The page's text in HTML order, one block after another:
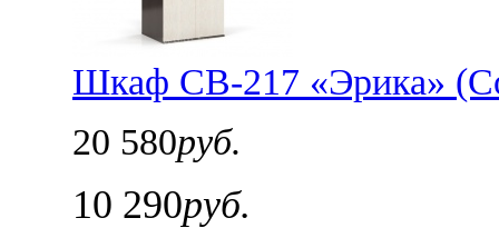
Шкаф СВ-217 «Эрика»
20 580руб.
10 290руб.